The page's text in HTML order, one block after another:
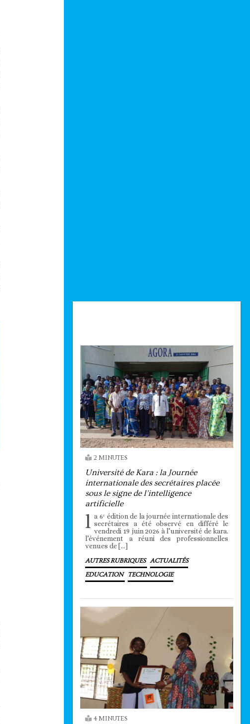
2 MINUTES
Université de Kara : la Journée
internationale des secrétaires placée
sous le signe de l’intelligence
artificielle
l a 6ᵉ édition de la journée internationale des
secrétaires a été observé en différé le
vendredi 19 juin 2026 à l’université de kara.
l’événement a réuni des professionnelles
venues de […]
AUTRES RUBRIQUES ACTUALITÉS
EDUCATION TECHNOLOGIE
4 MINUTES